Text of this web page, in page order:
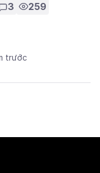
3 259
trước